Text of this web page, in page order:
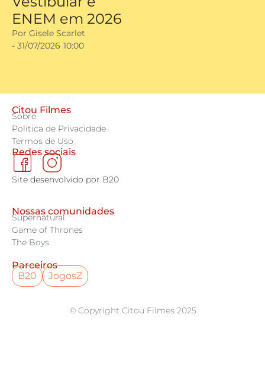
ENEM em 2026
Por Gisele Scarlet
- 31/07/2026 10:00
Citou Filmes
Sobre
Politica de Privacidade
Termos de Uso
Redes sociais
Site desenvolvido por B20
Nossas comunidades
Supernatural
Game of Thrones
The Boys
Parceiros
B20
JogosZ
© Copyright Citou Filmes 2025